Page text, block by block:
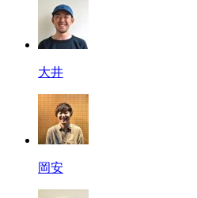
大井
岡安